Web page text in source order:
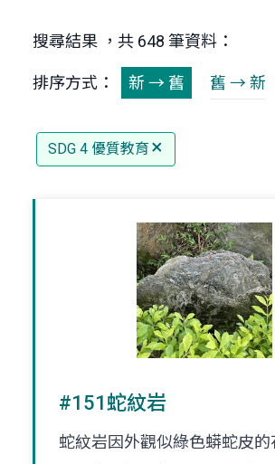
搜尋結果 ，共 648 筆資料：
排序方式： 新 → 舊 舊 → 新
SDG 4 優質教育
#151蛇紋岩
蛇紋岩因外觀似綠色蟒蛇皮的